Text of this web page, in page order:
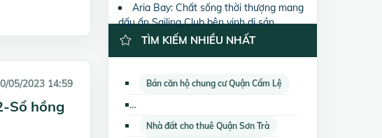
05/2023 14:59
Sổ hồng
Aria Bay: Chất sống thời thượng mang
dấu ấn Sailing Club bên vịnh di sản
TÌM KIẾM NHIỀU NHẤT
Bán căn hộ chung cư Quận Cẩm Lệ
Nhà đất cho thuê Quận Sơn Trà